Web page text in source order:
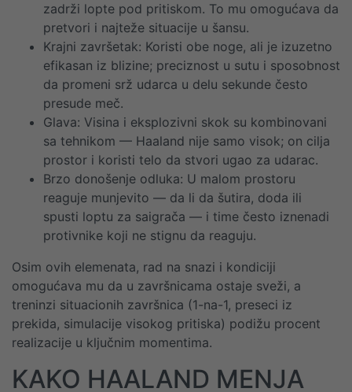
zadrži lopte pod pritiskom. To mu omogućava da
pretvori i najteže situacije u šansu.
Krajni završetak: Koristi obe noge, ali je izuzetno
efikasan iz blizine; preciznost u sutu i sposobnost
da promeni srž udarca u delu sekunde često
presude meč.
Glava: Visina i eksplozivni skok su kombinovani
sa tehnikom — Haaland nije samo visok; on cilja
prostor i koristi telo da stvori ugao za udarac.
Brzo donošenje odluka: U malom prostoru
reaguje munjevito — da li da šutira, doda ili
spusti loptu za saigrača — i time često iznenadi
protivnike koji ne stignu da reaguju.
Osim ovih elemenata, rad na snazi i kondiciji
omogućava mu da u završnicama ostaje sveži, a
treninzi situacionih završnica (1-na-1, preseci iz
prekida, simulacije visokog pritiska) podižu procent
realizacije u ključnim momentima.
KAKO HAALAND MENJA